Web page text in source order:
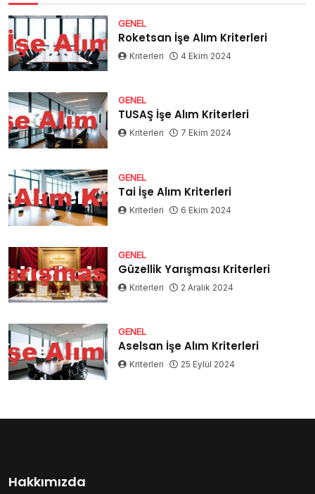
GENEL
Roketsan İşe Alım Kriterleri
Kriterleri 4 Ekim 2024
GENEL
TUSAŞ İşe Alım Kriterleri
Kriterleri 7 Ekim 2024
GENEL
Tai İşe Alım Kriterleri
Kriterleri 6 Ekim 2024
GENEL
Güzellik Yarışması Kriterleri
Kriterleri 2 Aralık 2024
GENEL
Aselsan İşe Alım Kriterleri
Kriterleri 25 Eylül 2024
Hakkımızda